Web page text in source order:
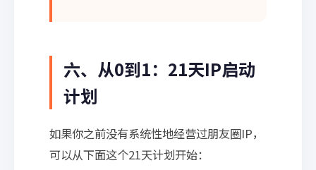
六、从0到1：21天IP启动
计划
如果你之前没有系统性地经营过朋友圈IP，
可以从下面这个21天计划开始：